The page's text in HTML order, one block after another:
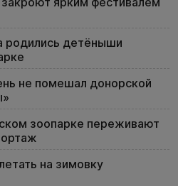
родились детёныши
не помешал донорской
зоопарке переживают
на зимовку